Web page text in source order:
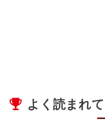
よく読まれ